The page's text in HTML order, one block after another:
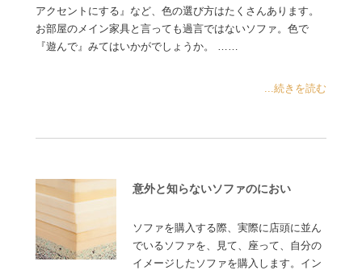
アクセントにする』など、色の選び方はたくさんあります。
お部屋のメイン家具と言っても過言ではないソファ。色で
『遊んで』みてはいかがでしょうか。 ……
...続きを読む
意外と知らないソファのにおい
ソファを購入する際、実際に店頭に並ん
でいるソファを、見て、座って、自分の
イメージしたソファを購入します。イン